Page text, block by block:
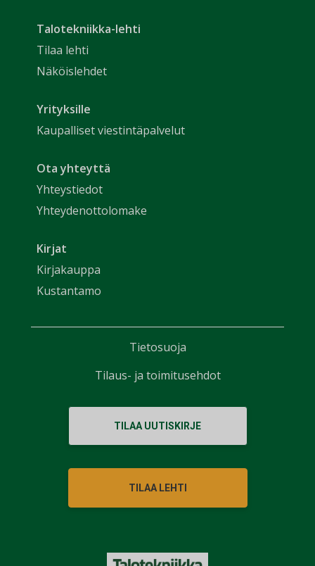
Talotekniikka-lehti
Tilaa lehti
Näköislehdet
Yrityksille
Kaupalliset viestintäpalvelut
Ota yhteyttä
Yhteystiedot
Yhteydenottolomake
Kirjat
Kirjakauppa
Kustantamo
TILAA UUTISKIRJE
TILAA LEHTI
Tietosuoja
Tilaus- ja toimitusehdot